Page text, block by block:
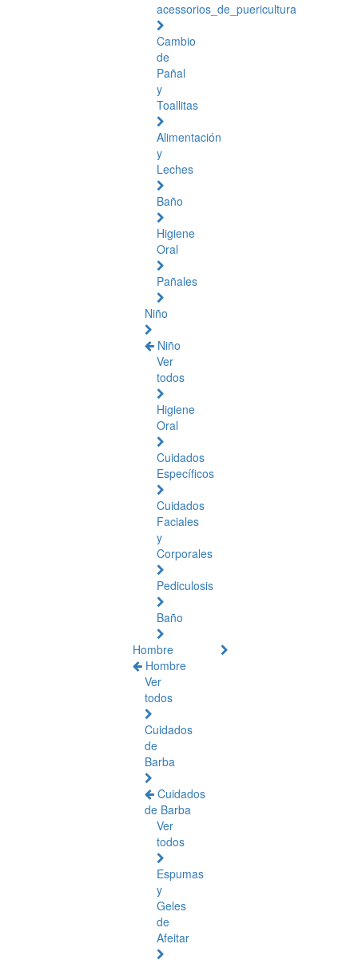
acessorios_de_puericultura
Cambio
de
Pañal
y
Toallitas
Alimentación
y
Leches
Baño
Higiene
Oral
Pañales
Niño
Niño
Ver
todos
Higiene
Oral
Cuidados
Específicos
Cuidados
Faciales
y
Corporales
Pediculosis
Baño
Hombre
Hombre
Ver
todos
Cuidados
de
Barba
Cuidados
de Barba
Ver
todos
Espumas
y
Geles
de
Afeitar